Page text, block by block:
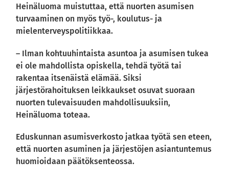
Heinäluoma muistuttaa, että nuorten asumisen
turvaaminen on myös työ-, koulutus- ja
mielenterveyspolitiikkaa.
– Ilman kohtuuhintaista asuntoa ja asumisen tukea
ei ole mahdollista opiskella, tehdä työtä tai
rakentaa itsenäistä elämää. Siksi
järjestörahoituksen leikkaukset osuvat suoraan
nuorten tulevaisuuden mahdollisuuksiin,
Heinäluoma toteaa.
Eduskunnan asumisverkosto jatkaa työtä sen eteen,
että nuorten asuminen ja järjestöjen asiantuntemus
huomioidaan päätöksenteossa.